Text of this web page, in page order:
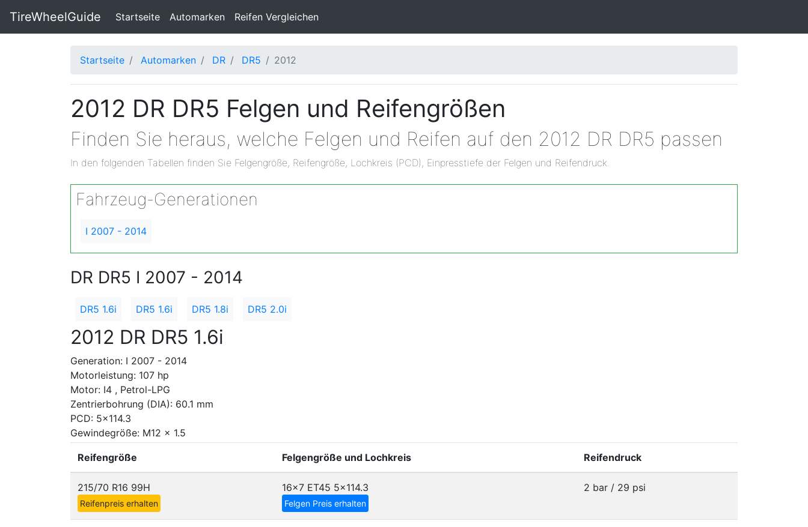
TireWheelGuide Startseite(current)
Automarken Reifen Vergleichen
Startseite Automarken DR DR5 2012
2012 DR DR5 Felgen und Reifengrößen
Finden Sie heraus, welche Felgen und Reifen auf den 2012 DR DR5 passen
In den folgenden Tabellen finden Sie Felgengröße, Reifengröße, Lochkreis (PCD), Einpresstiefe der Felgen und Reifendruck.
Fahrzeug-Generationen
I 2007 - 2014
DR DR5 I 2007 - 2014
DR5 1.6i DR5 1.6i DR5 1.8i DR5 2.0i
2012 DR DR5 1.6i
Generation: I 2007 - 2014
Motorleistung: 107 hp
Motor: I4 , Petrol-LPG
Zentrierbohrung (DIA): 60.1 mm
PCD: 5x114.3
Gewindegröße: M12 x 1.5
Reifengröße Felgengröße und Lochkreis Reifendruck
215/70 R16 99H
Reifenpreis erhalten
16x7 ET45 5x114.3
Felgen Preis erhalten
2 bar / 29 psi